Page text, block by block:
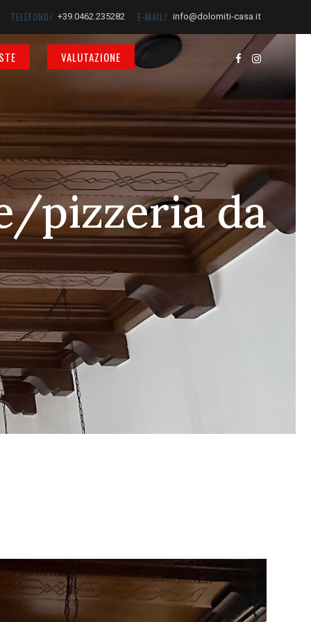
TELEFONO/ +39.0462.235282 E-MAIL/ info@dolomiti-casa.it
VALUTAZIONE
pizzeria da